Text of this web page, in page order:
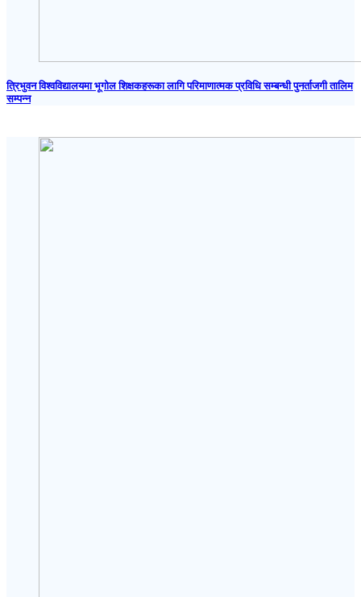
त्रिभुवन विश्वविद्यालयमा भूगोल शिक्षकहरूका लागि परिमाणात्मक प्रविधि सम्बन्धी पुनर्ताजगी तालिम
सम्पन्न